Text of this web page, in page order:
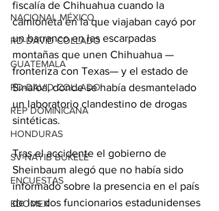
NACIONAL MÉXICO
RD-DAVID COLLADO
GUATEMALA
RD-DAVID COLLADO
REP DOMINICANA
HONDURAS
SV-NAYIB BUKELE
ENCUESTAS
EDOMEX
fiscalía de Chihuahua cuando la
camioneta en la que viajaban cayó por
un barranco en las escarpadas
montañas que unen Chihuahua —
fronteriza con Texas— y el estado de
Sinaloa, donde se había desmantelado
un laboratorio clandestino de drogas
sintéticas.
Tras el accidente el gobierno de
Sheinbaum alegó que no había sido
informado sobre la presencia en el país
de los dos funcionarios estadunidenses